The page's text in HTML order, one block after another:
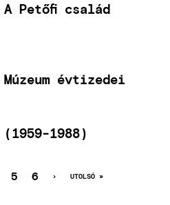
Petőfi család
évtizedei
1988)
OLDAL
5 OLDAL
6
KÖVETKEZŐ
›
UTOLSÓ
UTOLSÓ »